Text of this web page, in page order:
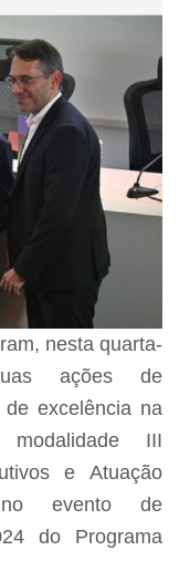
nesta quarta-
ações de
de excelência na
III
e Atuação
no evento de
do Programa